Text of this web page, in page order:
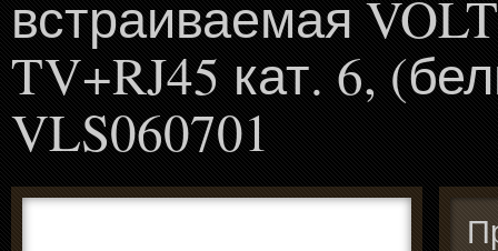
встраиваемая
TV+RJ45 кат. 6,
VLS060701